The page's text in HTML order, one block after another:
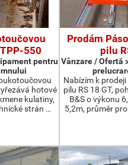
550
pentru
hotové
kulatiny,
strán …
Prodám
pilu
Vânzare / Ofertă
Nabízím k
pilu RS 18 GT,
B&S o výkonu
5,2m, průměr